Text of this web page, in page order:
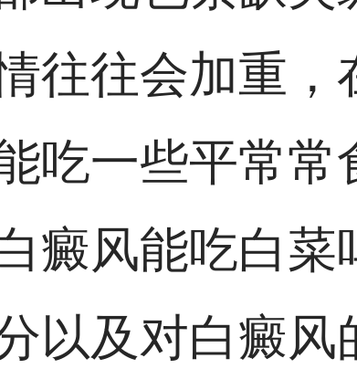
往往会加重，
吃一些平常常
癜风能吃白
以及对白癜风